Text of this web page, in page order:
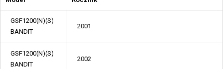
GSF1200(N)(S)
BANDIT
2001
GSF1200(N)(S)
BANDIT
2002